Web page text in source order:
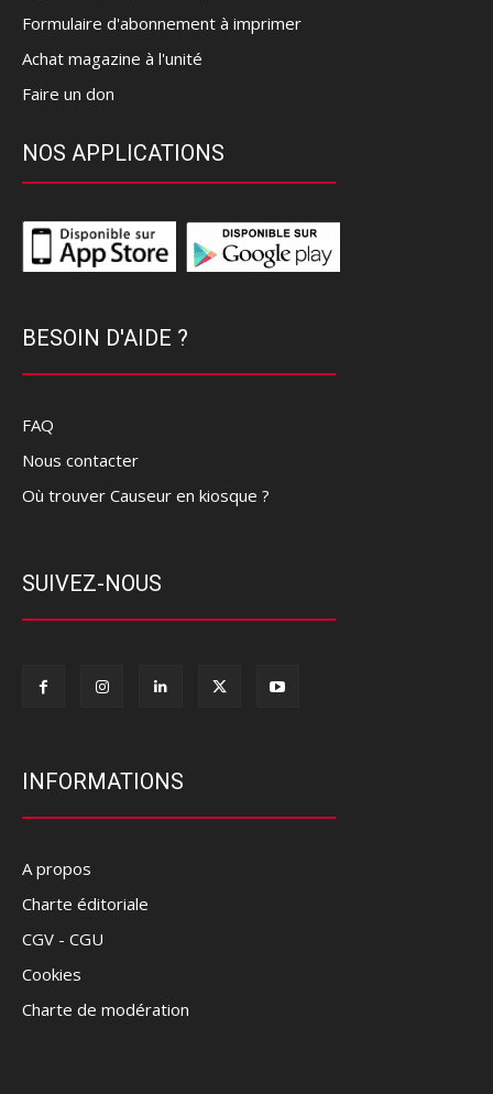
Formulaire d'abonnement à imprimer
Achat magazine à l'unité
Faire un don
NOS APPLICATIONS
BESOIN D'AIDE ?
FAQ
Nous contacter
Où trouver Causeur en kiosque ?
SUIVEZ-NOUS
INFORMATIONS
A propos
Charte éditoriale
CGV - CGU
Cookies
Charte de modération